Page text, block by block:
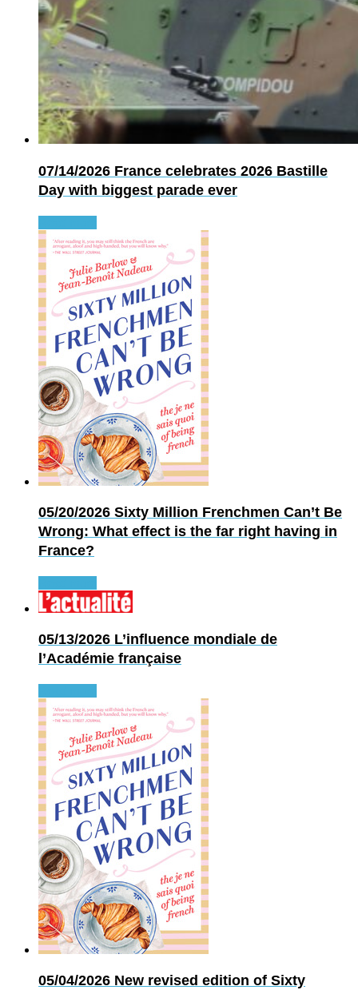
07/14/2026 France celebrates 2026 Bastille
Day with biggest parade ever
05/20/2026 Sixty Million Frenchmen Can’t Be
Wrong: What effect is the far right having in
France?
05/13/2026 L’influence mondiale de
l’Académie française
05/04/2026 New revised edition of Sixty